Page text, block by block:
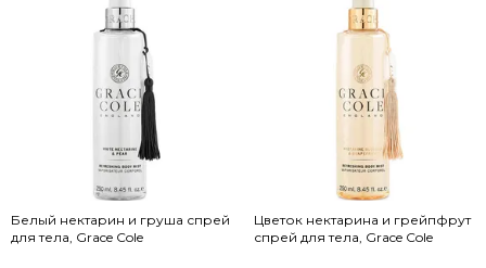
Белый нектарин и груша спрей
для тела, Grace Cole
Цветок нектарина и грейпфрут
спрей для тела, Grace Cole